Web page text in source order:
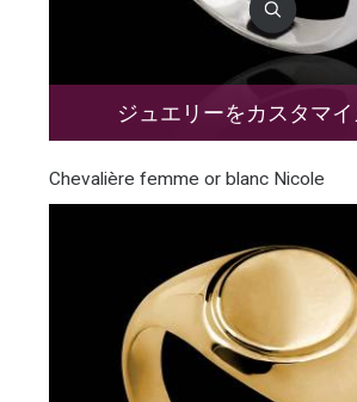
ジュエリーをカスタマ
Chevalière femme or blanc Nicole